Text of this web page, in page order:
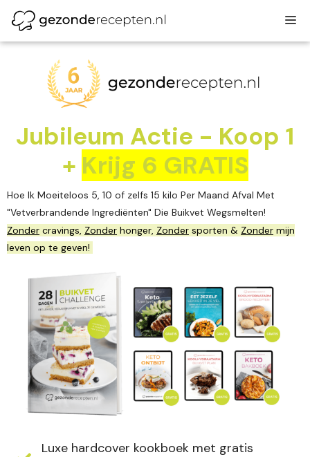
naar
de
Jubileum Actie - Koop 1
+ Krijg 6 GRATIS
Hoe Ik Moeiteloos 5, 10 of zelfs 15 kilo Per Maand Afval Met
"Vetverbrandende Ingrediënten" Die Buikvet Wegsmelten!
Zonder cravings, Zonder honger, Zonder sporten & Zonder mijn
leven op te geven!
Luxe hardcover kookboek met gratis